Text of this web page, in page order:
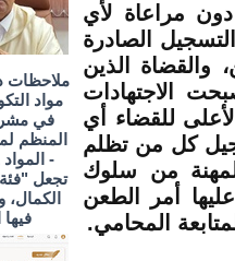
ملاحظات
مواد
في
المنظم
تجعل
مراعاة لأي
الصادرة
والقضاة الذين
الاجتهادات
للقضاء أي
كل من تظلم
من سلوك
أمر الطعن
المحامي.